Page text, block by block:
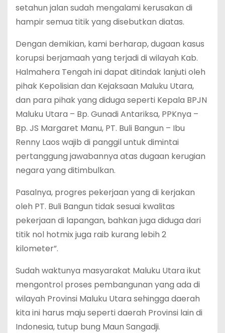
setahun jalan sudah mengalami kerusakan di
hampir semua titik yang disebutkan diatas.
Dengan demikian, kami berharap, dugaan kasus
korupsi berjamaah yang terjadi di wilayah Kab.
Halmahera Tengah ini dapat ditindak lanjuti oleh
pihak Kepolisian dan Kejaksaan Maluku Utara,
dan para pihak yang diduga seperti Kepala BPJN
Maluku Utara – Bp. Gunadi Antariksa, PPKnya –
Bp. JS Margaret Manu, PT. Buli Bangun – Ibu
Renny Laos wajib di panggil untuk dimintai
pertanggung jawabannya atas dugaan kerugian
negara yang ditimbulkan.
Pasalnya, progres pekerjaan yang di kerjakan
oleh PT. Buli Bangun tidak sesuai kwalitas
pekerjaan di lapangan, bahkan juga diduga dari
titik nol hotmix juga raib kurang lebih 2
kilometer”.
Sudah waktunya masyarakat Maluku Utara ikut
mengontrol proses pembangunan yang ada di
wilayah Provinsi Maluku Utara sehingga daerah
kita ini harus maju seperti daerah Provinsi lain di
Indonesia, tutup bung Maun Sangadji.